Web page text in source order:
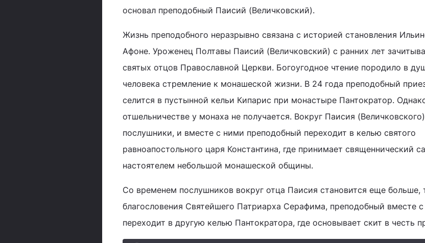
основал преподобный Паисий (Величковский).
Жизнь преподобного неразрывно связана с историей становления
Афоне. Уроженец Полтавы Паисий (Величковский) с ранних лет
святых отцов Православной Церкви. Богоугодное чтение породило в
человека стремление к монашеской жизни. В 24 года преподобный
селится в пустынной кельи Кипарис при монастыре Пантократор.
отшельничестве у монаха не получается. Вокруг Паисия
послушники, и вместе с ними преподобный переходит в келью святого
равноапостольного царя Константина, где принимает священнический
настоятелем небольшой монашеской общины.
Со временем послушников вокруг отца Паисия становится еще больше,
благословения Святейшего Патриарха Серафима, преподобный вместе с
переходит в другую келью Пантократора, где основывает скит в честь